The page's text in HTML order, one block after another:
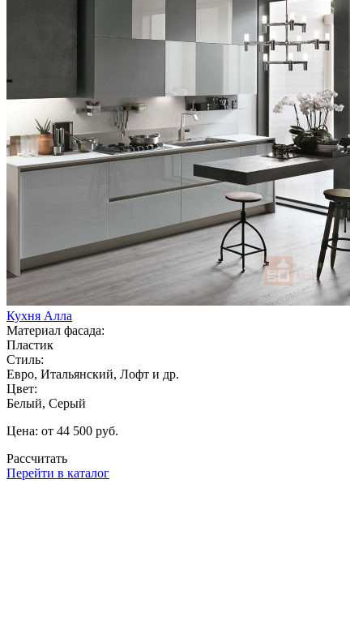
Кухня Алла
Материал фасада:
Пластик
Стиль:
Евро, Итальянский, Лофт и др.
Цвет:
Белый, Серый
Цена: от 44 500 руб.
Рассчитать
Перейти в каталог